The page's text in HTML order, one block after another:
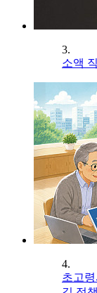
3.
소액
4.
초고